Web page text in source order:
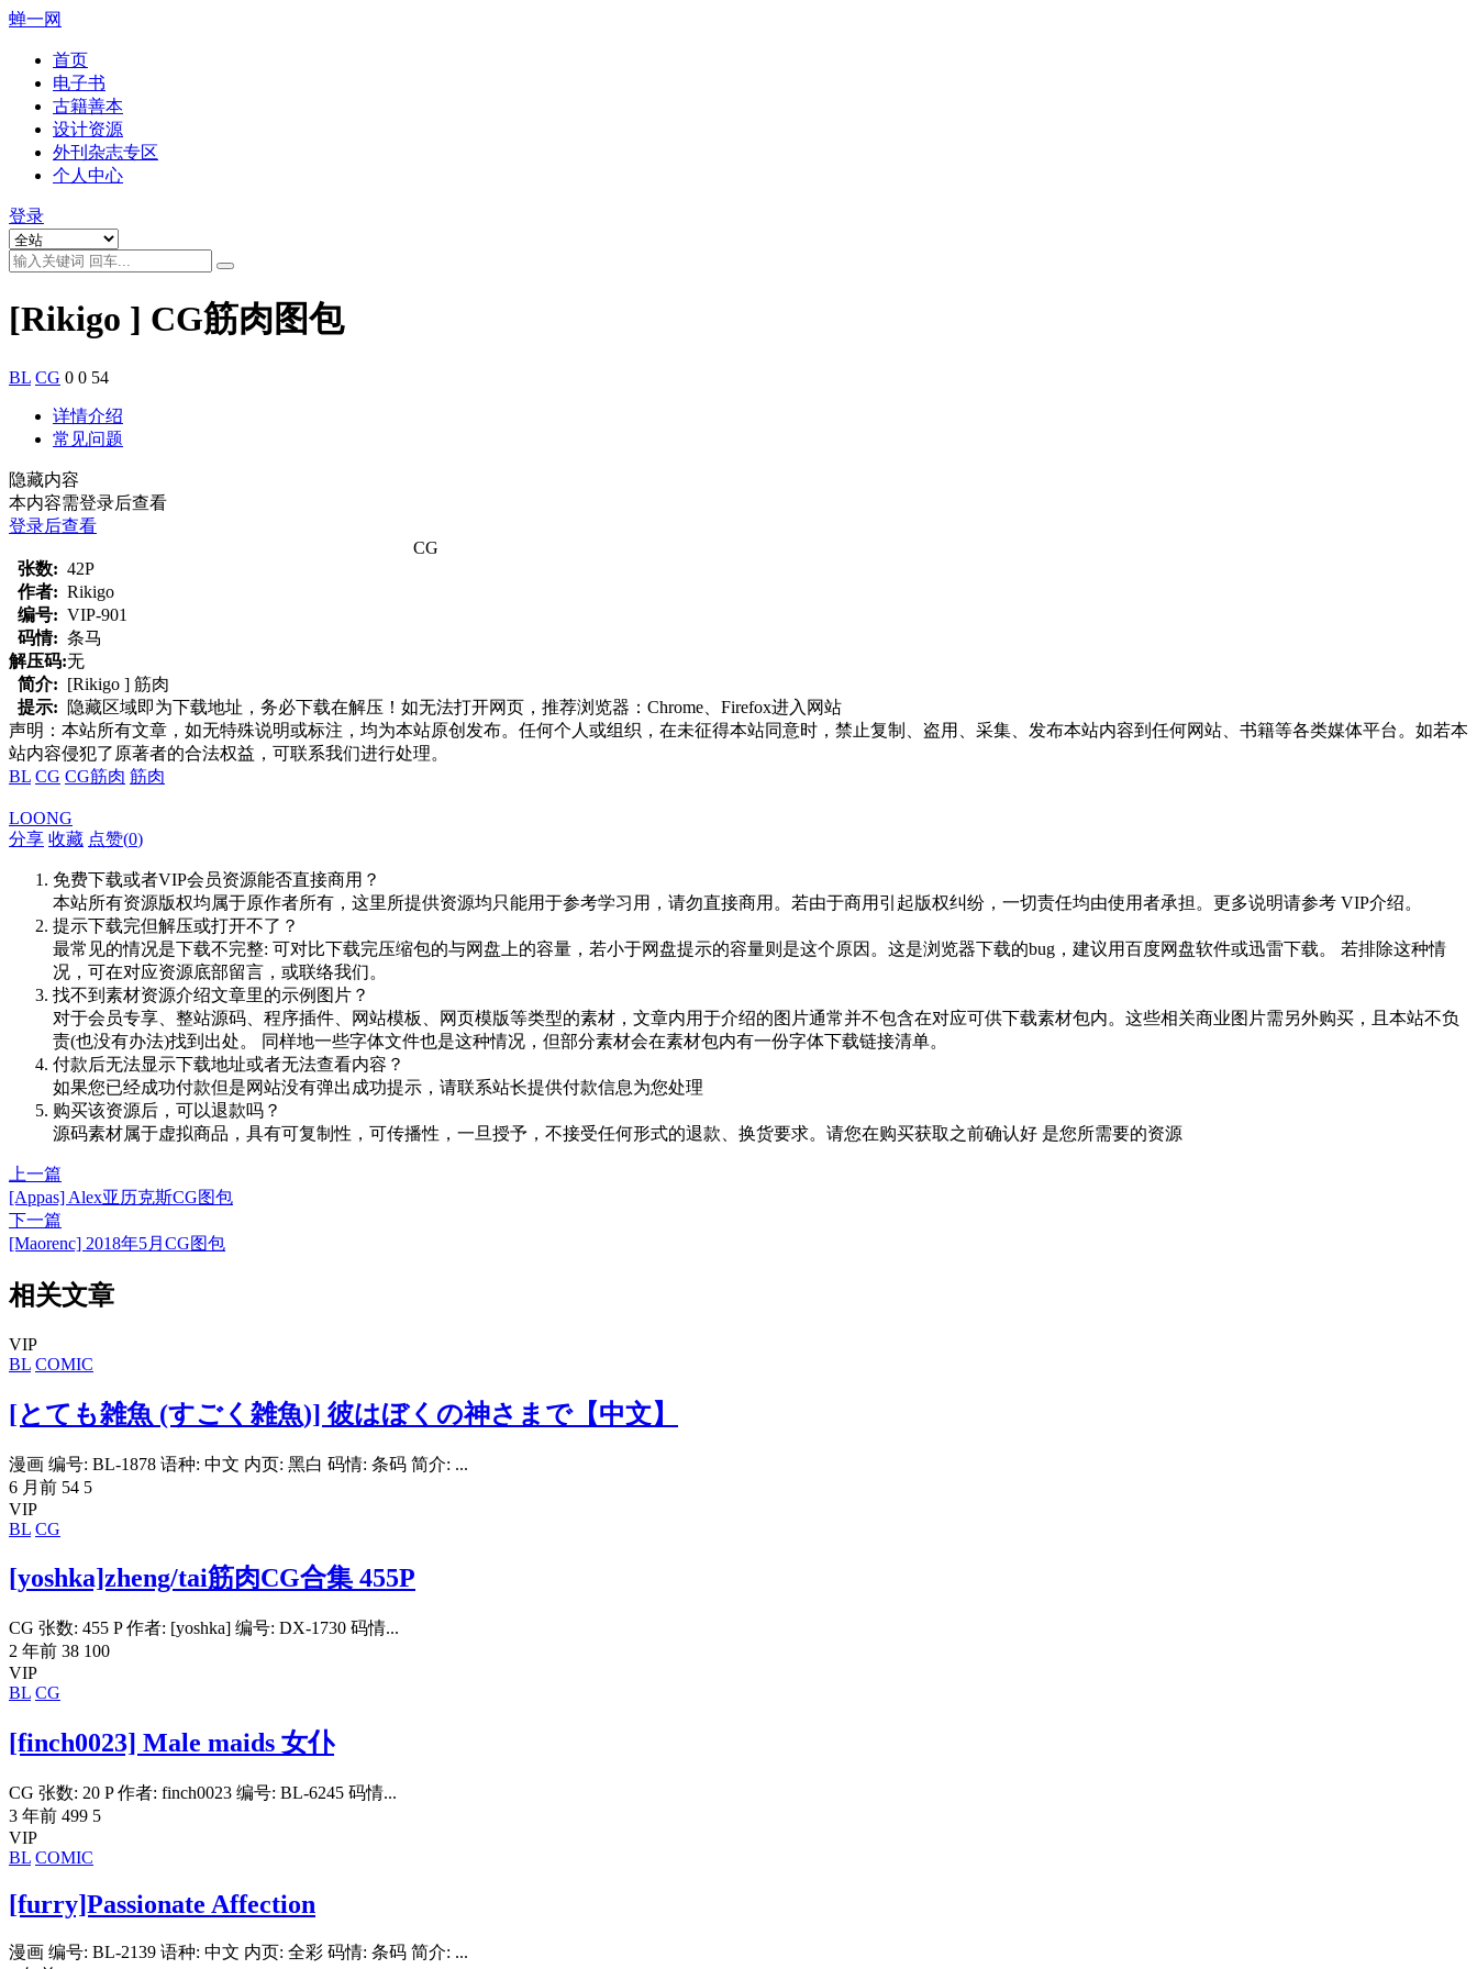
蝉一网
首页
电子书
古籍善本
设计资源
外刊杂志专区
个人中心
登录
[Rikigo ] CG筋肉图包
BL CG 0 0 54
详情介绍
常见问题
隐藏内容
本内容需登录后查看
登录后查看
CG
张数: 42P
作者: Rikigo
编号: VIP-901
码情: 条马
解压码:无
简介: [Rikigo ] 筋肉
提示:
隐藏区域即为下载地址，务必下载在解压！如无法打开网页，推荐浏览器：Chrome、Firefox进入网站
声明：本站所有文章，如无特殊说明或标注，均为本站原创发布。任何个人或组织，在未征得本站同意时，禁止复制、盗用、采集、发布本站内容到任何网站、书籍等各类媒体平台。如若本
站内容侵犯了原著者的合法权益，可联系我们进行处理。
BL CG CG筋肉 筋肉
LOONG
分享 收藏 点赞(0)
免费下载或者VIP会员资源能否直接商用？
本站所有资源版权均属于原作者所有，这里所提供资源均只能用于参考学习用，请勿直接商用。若由于商用引起版权纠纷，一切责任均由使用者承担。更多说明请参考 VIP介绍。
提示下载完但解压或打开不了？
最常见的情况是下载不完整: 可对比下载完压缩包的与网盘上的容量，若小于网盘提示的容量则是这个原因。这是浏览器下载的bug，建议用百度网盘软件或迅雷下载。 若排除这种情
况，可在对应资源底部留言，或联络我们。
找不到素材资源介绍文章里的示例图片？
对于会员专享、整站源码、程序插件、网站模板、网页模版等类型的素材，文章内用于介绍的图片通常并不包含在对应可供下载素材包内。这些相关商业图片需另外购买，且本站不负
责(也没有办法)找到出处。 同样地一些字体文件也是这种情况，但部分素材会在素材包内有一份字体下载链接清单。
付款后无法显示下载地址或者无法查看内容？
如果您已经成功付款但是网站没有弹出成功提示，请联系站长提供付款信息为您处理
购买该资源后，可以退款吗？
源码素材属于虚拟商品，具有可复制性，可传播性，一旦授予，不接受任何形式的退款、换货要求。请您在购买获取之前确认好 是您所需要的资源
上一篇
[Appas] Alex亚历克斯CG图包
下一篇
[Maorenc] 2018年5月CG图包
相关文章
VIP
BL COMIC
[とても雑魚 (すごく雑魚)] 彼はぼくの神さまで【中文】
漫画 编号: BL-1878 语种: 中文 内页: 黑白 码情: 条码 简介: ...
6 月前 54 5
VIP
BL CG
[yoshka]zheng/tai筋肉CG合集 455P
CG 张数: 455 P 作者: [yoshka] 编号: DX-1730 码情...
2 年前 38 100
VIP
BL CG
[finch0023] Male maids 女仆
CG 张数: 20 P 作者: finch0023 编号: BL-6245 码情...
3 年前 499 5
VIP
BL COMIC
[furry]Passionate Affection
漫画 编号: BL-2139 语种: 中文 内页: 全彩 码情: 条码 简介: ...